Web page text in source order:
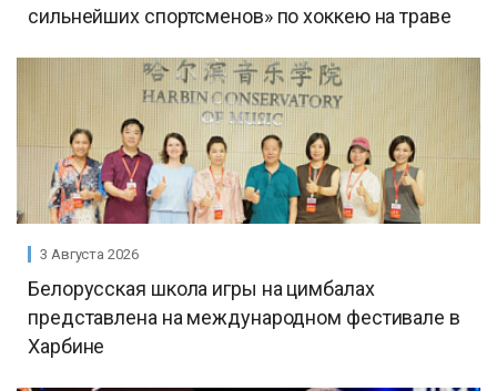
сильнейших спортсменов» по хоккею на траве
3 Августа 2026
Белорусская школа игры на цимбалах
представлена на международном фестивале в
Харбине